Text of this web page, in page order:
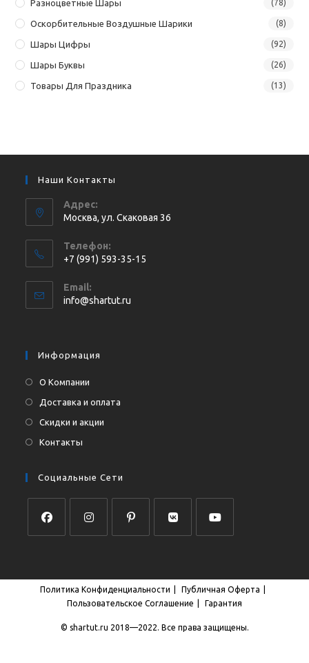
Разноцветные Шары (78)
Оскорбительные Воздушные Шарики (8)
Шары Цифры (92)
Шары Буквы (26)
Товары Для Праздника (13)
Наши Контакты
Адрес:
Москва, ул. Cкаковая 36
Телефон:
+7 (991) 593-35-15
в
вашем
Email:
info@shartut.ru
Информация
О Компании
Доставка и оплата
Скидки и акции
Контакты
Социальные Сети
новой
вкладке
новой
вкладке
новой
вкладке
новой
вкладке
новой
вкладке
Политика Конфиденциальности
Публичная Оферта
Пользовательское Соглашение
Гарантия
© shartut.ru 2018—2022. Все права защищены.